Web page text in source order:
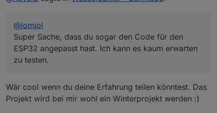
@jomjol
Super Sache, dass du sogar den Code für den
ESP32 angepasst hast. Ich kann es kaum erwarten
zu testen.
Wär cool wenn du deine Erfahrung teilen könntest. Das
Projekt wird bei mir wohl ein Winterprojekt werden :)